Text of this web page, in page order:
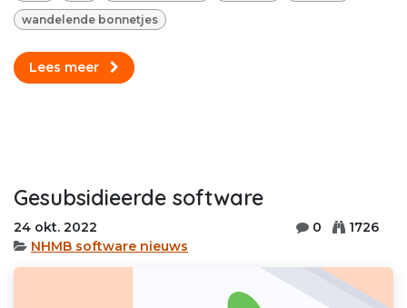
wandelende bonnetjes
Lees meer
Gesubsidieerde software
24 okt. 2022 0
1726
NHMB software nieuws